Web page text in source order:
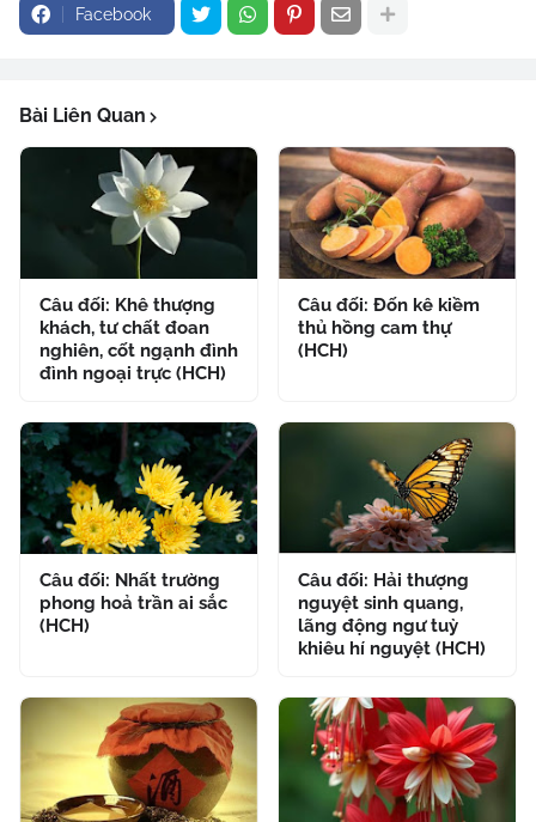
Facebook
Bài Liên Quan
Câu đối: Khê thượng
khách, tư chất đoan
nghiên, cốt ngạnh đình
đình ngoại trực (HCH)
Câu đối: Đốn kê kiềm
thủ hồng cam thự
(HCH)
Câu đối: Nhất trường
phong hoả trần ai sắc
(HCH)
Câu đối: Hải thượng
nguyệt sinh quang,
lãng động ngư tuỳ
khiêu hí nguyệt (HCH)